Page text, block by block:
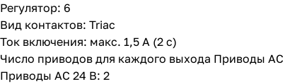
Регулятор: 6
Вид контактов: Triac
Ток включения: макс. 1,5 А (2 с)
Число приводов для каждого выхода Приводы
Приводы AC 24 В: 2